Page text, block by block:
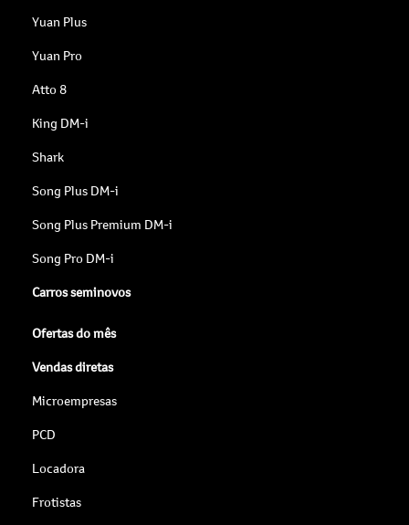
Yuan Plus
Yuan Pro
Atto 8
King DM-i
Shark
Song Plus DM-i
Song Plus Premium DM-i
Song Pro DM-i
Carros seminovos
Ofertas do mês
Vendas diretas
Microempresas
PCD
Locadora
Frotistas